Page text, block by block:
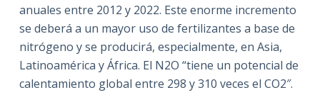
anuales entre 2012 y 2022. Este enorme incremento
se deberá a un mayor uso de fertilizantes a base de
nitrógeno y se producirá, especialmente, en Asia,
Latinoamérica y África. El N2O “tiene un potencial de
calentamiento global entre 298 y 310 veces el CO2″.